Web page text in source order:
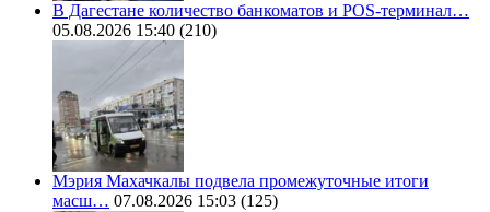
В Дагестане количество банкоматов и POS-терминал…
05.08.2026 15:40 (210)
Мэрия Махачкалы подвела промежуточные итоги
масш… 07.08.2026 15:03 (125)